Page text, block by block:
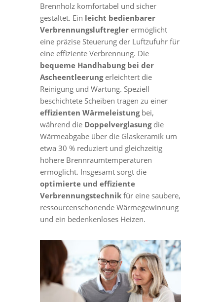
Brennholz komfortabel und sicher
gestaltet. Ein leicht bedienbarer
Verbrennungsluftreglerermöglicht
eine präzise Steuerung der Luftzufuhr für
eine effiziente Verbrennung. Die
bequeme Handhabung bei der
Ascheentleerungerleichtert die
Reinigung und Wartung. Speziell
beschichtete Scheiben tragen zu einer
effizienten Wärmeleistungbei,
während die Doppelverglasungdie
Wärmeabgabe über die Glaskeramik um
etwa 30 % reduziert und gleichzeitig
höhere Brennraumtemperaturen
ermöglicht. Insgesamt sorgt die
optimierte und effiziente
Verbrennungstechnikfür eine saubere,
ressourcenschonende Wärmegewinnung
und ein bedenkenloses Heizen.